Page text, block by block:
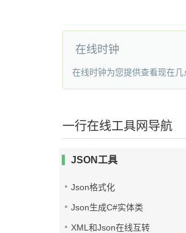
在线时钟
在线时钟为您提供查看现在
一行在线工具网导航
JSON工具
Json格式化
Json生成C#实体类
XML和Json在线互转